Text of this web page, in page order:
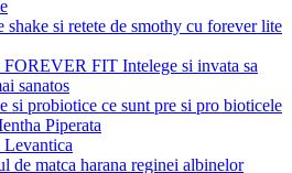
shake si retete de smothy cu forever lite
FOREVER FIT Intelege si invata sa
sanatos
si probiotice ce sunt pre si pro bioticele
Piperata
de matca harana reginei albinelor